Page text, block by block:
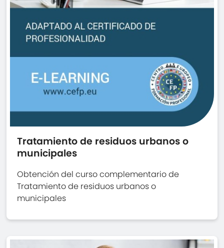
Tratamiento de residuos urbanos o
municipales
Obtención del curso complementario de
Tratamiento de residuos urbanos o
municipales